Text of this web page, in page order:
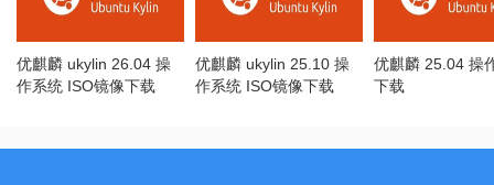
优麒麟 ukylin 26.04 操
作系统 ISO镜像下载
优麒麟 ukylin 25.10 操
作系统 ISO镜像下载
优麒麟 25.04 操
下载